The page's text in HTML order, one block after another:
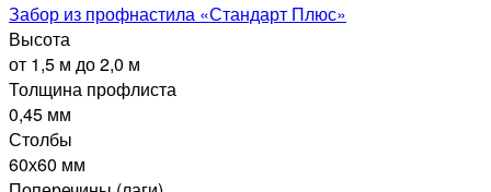
Забор из профнастила «Стандарт Плюс»
Высота
от 1,5 м до 2,0 м
Толщина профлиста
0,45 мм
Столбы
60х60 мм